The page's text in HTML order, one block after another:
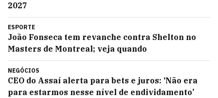
2027
ESPORTE
João Fonseca tem revanche contra Shelton no
Masters de Montreal; veja quando
NEGÓCIOS
CEO do Assaí alerta para bets e juros: ‘Não era
para estarmos nesse nível de endividamento’